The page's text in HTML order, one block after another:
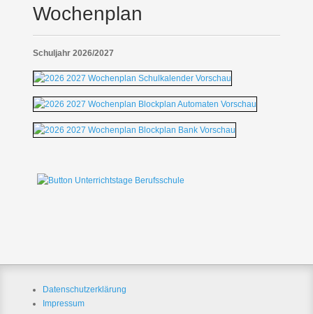
Wochenplan
Schuljahr 2026/2027
Datenschutzerklärung
Impressum